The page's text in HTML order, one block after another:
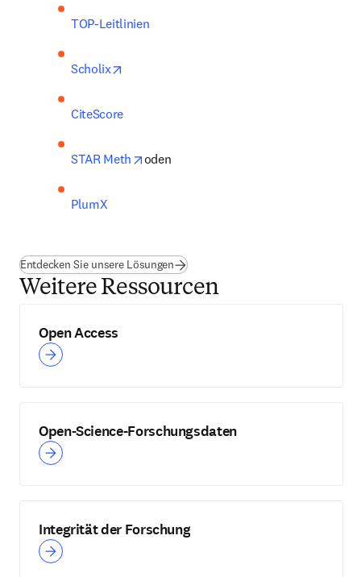
TOP-Leitlinien
Scholix
CiteScore
STAR Meth opens in new tab/window
oden
PlumX
Entdecken Sie unsere Lösungen
Weitere Ressourcen
Open Access
Open-Science-Forschungsdaten
Integrität der Forschung